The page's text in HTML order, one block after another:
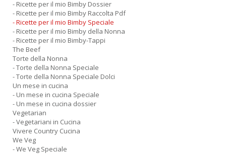
- Ricette per il mio Bimby Dossier
- Ricette per il mio Bimby Raccolta Pdf
- Ricette per il mio Bimby Speciale
- Ricette per il mio Bimby della Nonna
- Ricette per il mio Bimby-Tappi
The Beef
Torte della Nonna
- Torte della Nonna Speciale
- Torte della Nonna Speciale Dolci
Un mese in cucina
- Un mese in cucina Speciale
- Un mese in cucina dossier
Vegetarian
- Vegetariani in Cucina
Vivere Country Cucina
We Veg
- We Veg Speciale